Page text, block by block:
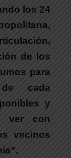
los 24
de los
para
cada
y
ver con
vecinos